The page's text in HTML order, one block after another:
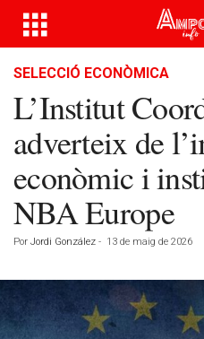
SELECCIÓ ECONÒMICA
L’Institut
adverteix de
econòmic i
NBA Europe
Por Jordi González - 13 de maig de 2026